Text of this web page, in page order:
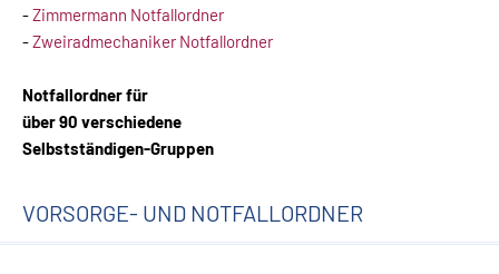
-Zimmermann Notfallordner
-Zweiradmechaniker Notfallordner
Notfallordner für
über 90 verschiedene
Selbstständigen-Gruppen
VORSORGE- UND NOTFALLORDNER